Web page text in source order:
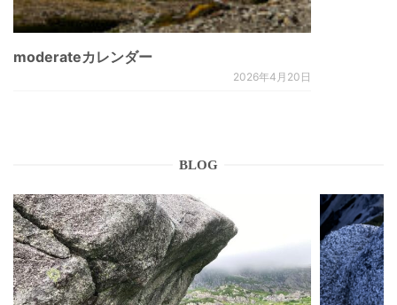
moderateカレンダー
2026年4月20日
BLOG